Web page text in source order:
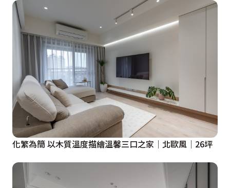
化繁為簡 以木質溫度描繪溫馨三口之家│北歐風│26坪